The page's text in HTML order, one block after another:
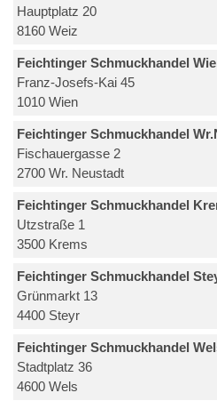
Hauptplatz 20
8160 Weiz
Feichtinger Schmuckhandel
Franz-Josefs-Kai 45
1010 Wien
Feichtinger Schmuckhandel
Fischauergasse 2
2700 Wr. Neustadt
Feichtinger Schmuckhandel
Utzstraße 1
3500 Krems
Feichtinger Schmuckhandel
Grünmarkt 13
4400 Steyr
Feichtinger Schmuckhandel
Stadtplatz 36
4600 Wels